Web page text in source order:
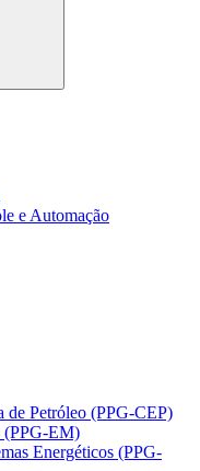
e Automação
de Petróleo (PPG-CEP)
(PPG-EM)
Energéticos (PPG-